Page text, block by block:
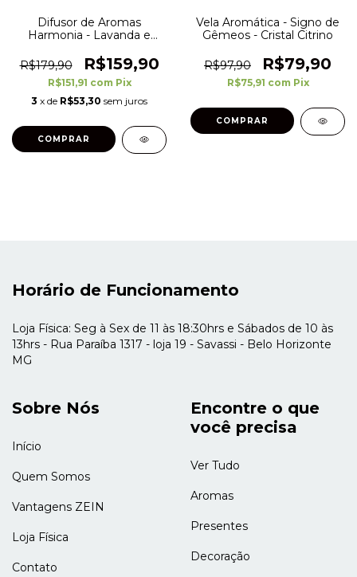
Difusor de Aromas
Harmonia - Lavanda e
300 ml
R$179,90 R$159,90
R$151,91 com Pix
3 x de R$53,30 sem juros
Vela Aromática - Signo de
Gêmeos - Cristal Citrino
R$97,90 R$79,90
R$75,91 com Pix
Horário de Funcionamento
Loja Física: Seg à Sex de 11 às 18:30hrs e Sábados de 10 às
13hrs - Rua Paraíba 1317 - loja 19 - Savassi - Belo Horizonte
MG
Sobre Nós
Início
Quem Somos
Vantagens ZEIN
Loja Física
Contato
Encontre o que
você precisa
Ver Tudo
Aromas
Presentes
Decoração